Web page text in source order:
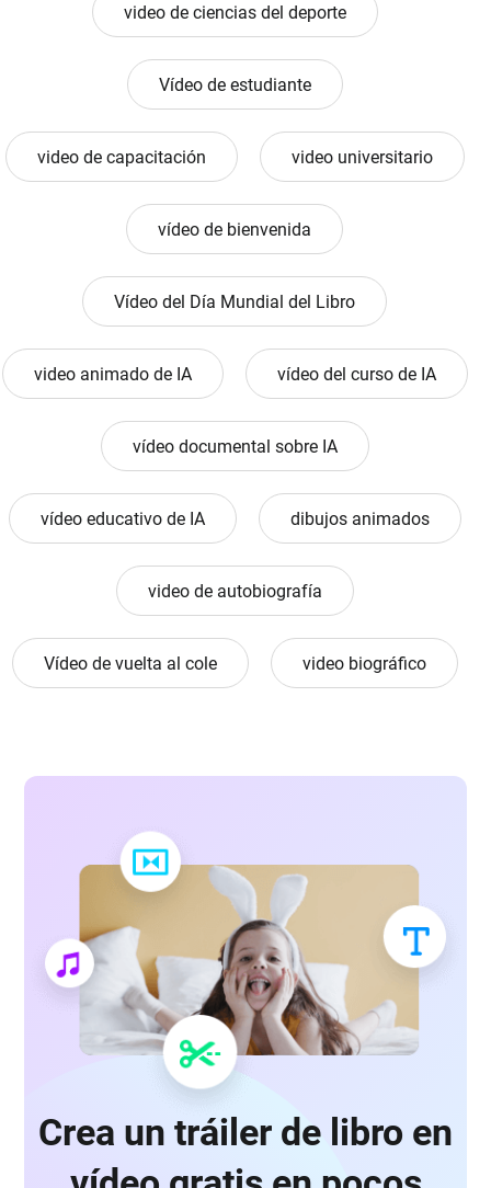
video de ciencias del deporte
Vídeo de estudiante
video de capacitación video universitario
vídeo de bienvenida
Vídeo del Día Mundial del Libro
video animado de IA vídeo del curso de IA
vídeo documental sobre IA
vídeo educativo de IA dibujos animados
video de autobiografía
Vídeo de vuelta al cole video biográfico
Crea un tráiler de libro en